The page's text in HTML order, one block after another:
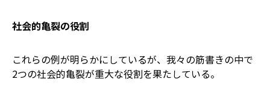
社会的亀裂の役割
これらの例が明らかにしているが、我々の筋書きの中で
2つの社会的亀裂が重大な役割を果たしている。